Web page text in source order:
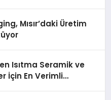
Mısır’daki Üretim
Isıtma Seramik ve
İçin En Verimli